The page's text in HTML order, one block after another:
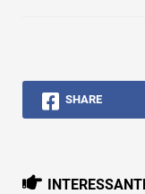
SHARE